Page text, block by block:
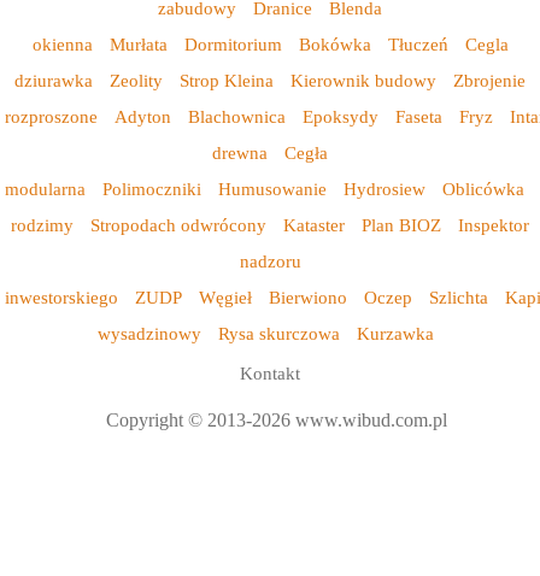
zabudowy Dranice
Blenda
okienna
Murłata Dormitorium Bokówka Tłuczeń
Cegla
dziurawka
Zeolity Strop Kleina Kierownik budowy
Zbrojenie
rozproszone
Adyton Blachownica Epoksydy Faseta Fryz
drewna
Cegła
modularna
Polimoczniki Humusowanie Hydrosiew
Oblicówka
rodzimy
Stropodach odwrócony Kataster Plan BIOZ
Inspektor
nadzoru
inwestorskiego
ZUDP Węgieł Bierwiono Oczep Szlichta
wysadzinowy
Rysa skurczowa
Kurzawka
Kontakt
Copyright © 2013-2026 www.wibud.com.pl